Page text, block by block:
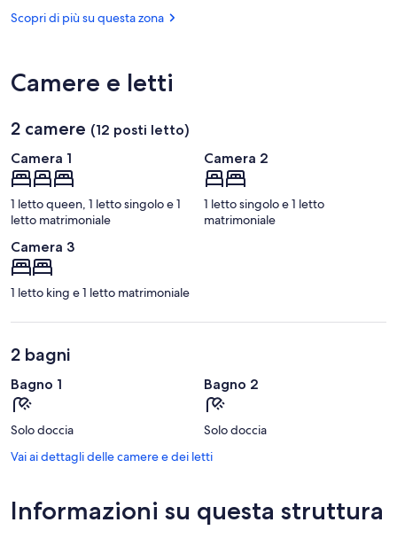
dos
Cachoeira
Scopri di più su questa zona
Camere e letti
2 camere (12 posti letto)
Camera 1
1 letto queen, 1 letto singolo e 1
letto matrimoniale
Camera 2
1 letto singolo e 1 letto
matrimoniale
Camera 3
1 letto king e 1 letto matrimoniale
2 bagni
Bagno 1
Solo doccia
Bagno 2
Solo doccia
Vai ai dettagli delle camere e dei letti
Informazioni su questa struttura